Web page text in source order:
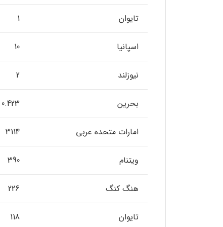
تایوان
1
اسپانیا 10
نیوزلند 2
بحرین 0.423
امارات متحده عربی 3114
ویتنام 390
هنگ کنگ 226
تایوان 118